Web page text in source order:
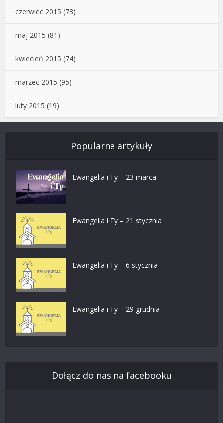
czerwiec 2015 (73)
maj 2015 (81)
kwiecień 2015 (74)
marzec 2015 (95)
luty 2015 (19)
Popularne artykuły
Ewangelia i Ty – 23 marca
Ewangelia i Ty – 21 stycznia
Ewangelia i Ty – 6 stycznia
Ewangelia i Ty – 29 grudnia
Dołącz do nas na facebooku